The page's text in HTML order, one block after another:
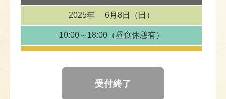
2025年 6月8日（日）
10:00～18:00（昼食休憩有）
受付終了